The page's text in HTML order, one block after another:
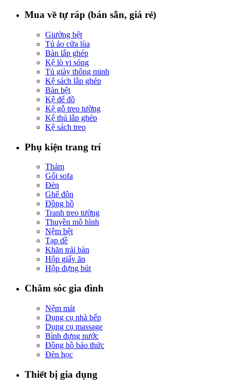
Mua về tự ráp (bán sẵn, giá rẻ)
Giường bệt
Tủ áo cửa lùa
Bàn lắp ghép
Kệ lò vi sóng
Tủ giày thông minh
Kệ sách lắp ghép
Bàn bệt
Kệ để đồ
Kệ gỗ treo tường
Kệ thú lắp ghép
Kệ sách treo
Phụ kiện trang trí
Thảm
Gối sofa
Đèn
Ghế đôn
Đồng hồ
Tranh treo tường
Thuyền mô hình
Nệm bệt
Tạp dề
Khăn trải bàn
Hộp giấy ăn
Hộp đựng bút
Chăm sóc gia đình
Nệm mát
Dụng cụ nhà bếp
Dụng cụ massage
Bình đựng nước
Đồng hồ báo thức
Đèn học
Thiết bị gia dụng